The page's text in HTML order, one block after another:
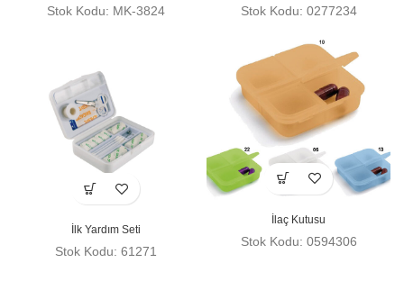
Stok Kodu: MK-3824 Stok Kodu: 0277234
İlk Yardım Seti
Stok Kodu: 61271
İlaç Kutusu
Stok Kodu: 0594306